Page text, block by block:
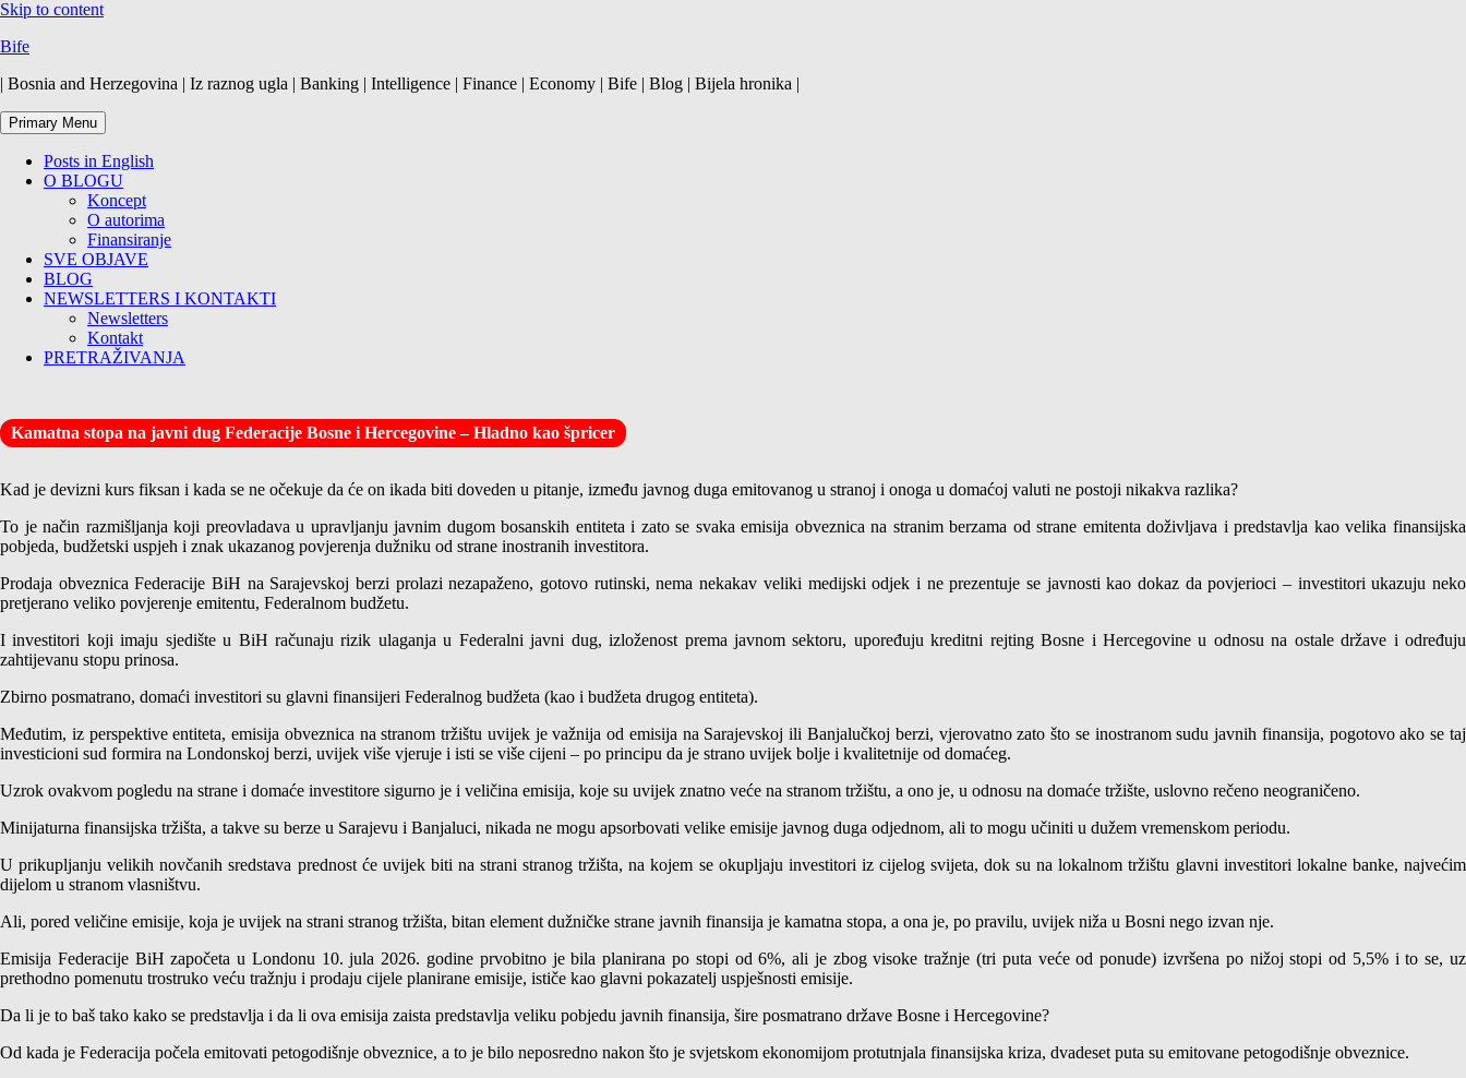
Skip to content
Bife
| Bosnia and Herzegovina | Iz raznog ugla | Banking | Intelligence | Finance | Economy | Bife | Blog | Bijela hronika |
Primary Menu
Posts in English
O BLOGU
Koncept
O autorima
Finansiranje
SVE OBJAVE
BLOG
NEWSLETTERS I KONTAKTI
Newsletters
Kontakt
PRETRAŽIVANJA
Kamatna stopa na javni dug Federacije Bosne i Hercegovine – Hladno kao špricer
Kad je devizni kurs fiksan i kada se ne očekuje da će on ikada biti doveden u pitanje, između javnog duga emitovanog u stranoj i onoga u domaćoj valuti ne postoji nikakva razlika?
To je način razmišljanja koji preovladava u upravljanju javnim dugom bosanskih entiteta i zato se svaka emisija obveznica na stranim berzama od strane emitenta doživljava i predstavlja kao velika finansijska
pobjeda, budžetski uspjeh i znak ukazanog povjerenja dužniku od strane inostranih investitora.
Prodaja obveznica Federacije BiH na Sarajevskoj berzi prolazi nezapaženo, gotovo rutinski, nema nekakav veliki medijski odjek i ne prezentuje se javnosti kao dokaz da povjerioci – investitori ukazuju neko
pretjerano veliko povjerenje emitentu, Federalnom budžetu.
I investitori koji imaju sjedište u BiH računaju rizik ulaganja u Federalni javni dug, izloženost prema javnom sektoru, upoređuju kreditni rejting Bosne i Hercegovine u odnosu na ostale države i određuju
zahtijevanu stopu prinosa.
Zbirno posmatrano, domaći investitori su glavni finansijeri Federalnog budžeta (kao i budžeta drugog entiteta).
Međutim, iz perspektive entiteta, emisija obveznica na stranom tržištu uvijek je važnija od emisija na Sarajevskoj ili Banjalučkoj berzi, vjerovatno zato što se inostranom sudu javnih finansija, pogotovo ako se taj
investicioni sud formira na Londonskoj berzi, uvijek više vjeruje i isti se više cijeni – po principu da je strano uvijek bolje i kvalitetnije od domaćeg.
Uzrok ovakvom pogledu na strane i domaće investitore sigurno je i veličina emisija, koje su uvijek znatno veće na stranom tržištu, a ono je, u odnosu na domaće tržište, uslovno rečeno neograničeno.
Minijaturna finansijska tržišta, a takve su berze u Sarajevu i Banjaluci, nikada ne mogu apsorbovati velike emisije javnog duga odjednom, ali to mogu učiniti u dužem vremenskom periodu.
U prikupljanju velikih novčanih sredstava prednost će uvijek biti na strani stranog tržišta, na kojem se okupljaju investitori iz cijelog svijeta, dok su na lokalnom tržištu glavni investitori lokalne banke, najvećim
dijelom u stranom vlasništvu.
Ali, pored veličine emisije, koja je uvijek na strani stranog tržišta, bitan element dužničke strane javnih finansija je kamatna stopa, a ona je, po pravilu, uvijek niža u Bosni nego izvan nje.
Emisija Federacije BiH započeta u Londonu 10. jula 2026. godine prvobitno je bila planirana po stopi od 6%, ali je zbog visoke tražnje (tri puta veće od ponude) izvršena po nižoj stopi od 5,5% i to se, uz
prethodno pomenutu trostruko veću tražnju i prodaju cijele planirane emisije, ističe kao glavni pokazatelj uspješnosti emisije.
Da li je to baš tako kako se predstavlja i da li ova emisija zaista predstavlja veliku pobjedu javnih finansija, šire posmatrano države Bosne i Hercegovine?
Od kada je Federacija počela emitovati petogodišnje obveznice, a to je bilo neposredno nakon što je svjetskom ekonomijom protutnjala finansijska kriza, dvadeset puta su emitovane petogodišnje obveznice.